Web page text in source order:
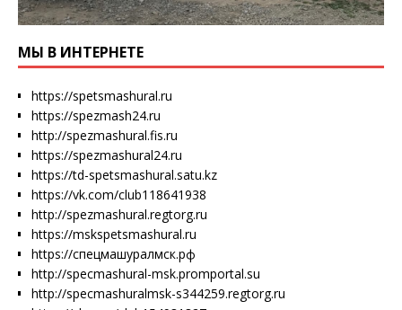
МЫ В ИНТЕРНЕТЕ
https://spetsmashural.ru
https://spezmash24.ru
http://spezmashural.fis.ru
https://spezmashural24.ru
https://td-spetsmashural.satu.kz
https://vk.com/club118641938
http://spezmashural.regtorg.ru
https://mskspetsmashural.ru
https://спецмашуралмск.рф
http://specmashural-msk.promportal.su
http://specmashuralmsk-s344259.regtorg.ru